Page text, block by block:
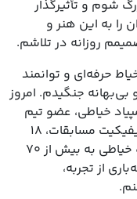
شوم و تأثیرگذار
را به این هنر و
روزانه در تلاشم.
حرفه‌ای و توانمند
جنگیدم. امروز
المپیاد خیاطی، عضو تیم
ملی فنی در مسابقات فنلاند، کسب سرتیفیکیت مسابقات، ۱۸
سال سابقهٔ مزون‌داری، تدریس ۲۰ دوره خیاطی به بیش از ۷۰
از تجربه،